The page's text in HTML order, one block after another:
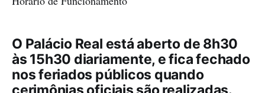
O Palácio Real está aberto de 8h30
às 15h30 diariamente, e fica fechado
nos feriados públicos quando